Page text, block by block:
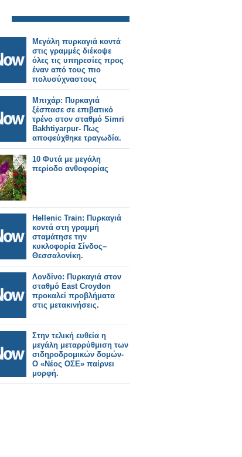
Μεγάλη πυρκαγιά κοντά
στις γραμμές διέκοψε
όλες τις υπηρεσίες προς
έναν από τους πιο
πολυσύχναστους
σιδηροδρομικούς
σταθμούς του Λονδίνου.
Μπιχάρ: Πυρκαγιά
ξέσπασε σε επιβατικό
τρένο στον σταθμό Simri
Bakhtiyarpur- Πως
αποφεύχθηκε τραγωδία.
10 Φυτά με μεγάλη
περίοδο ανθοφορίας
Hellenic Train: Πυρκαγιά
κοντά στη γραμμή
σταμάτησε την
κυκλοφορία Σίνδος–
Θεσσαλονίκη.
Λονδίνο: Πυρκαγιά στον
σταθμό East Croydon
προκαλεί προβλήματα
στις μετακινήσεις.
Στην τελική ευθεία η
μεγάλη μεταρρύθμιση των
σιδηροδρoμικών δομών-
Ο «Νέος ΟΣΕ» παίρνει
μορφή.